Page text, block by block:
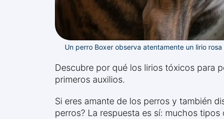
Un perro Boxer observa atentamente un lirio
Descubre por qué los lirios tóxicos para
primeros auxilios.
Si eres amante de los perros y también
perros? La respuesta es sí: muchos